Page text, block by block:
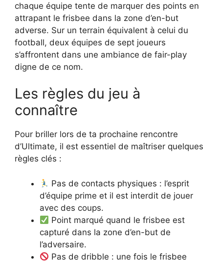
chaque équipe tente de marquer des points en
attrapant le frisbee dans la zone d’en-but
adverse. Sur un terrain équivalent à celui du
football, deux équipes de sept joueurs
s’affrontent dans une ambiance de fair-play
digne de ce nom.
Les règles du jeu à
connaître
Pour briller lors de ta prochaine rencontre
d’Ultimate, il est essentiel de maîtriser quelques
règles clés :
Pas de contacts physiques : l’esprit
d’équipe prime et il est interdit de jouer
avec des coups.
Point marqué quand le frisbee est
capturé dans la zone d’en-but de
l’adversaire.
Pas de dribble : une fois le frisbee